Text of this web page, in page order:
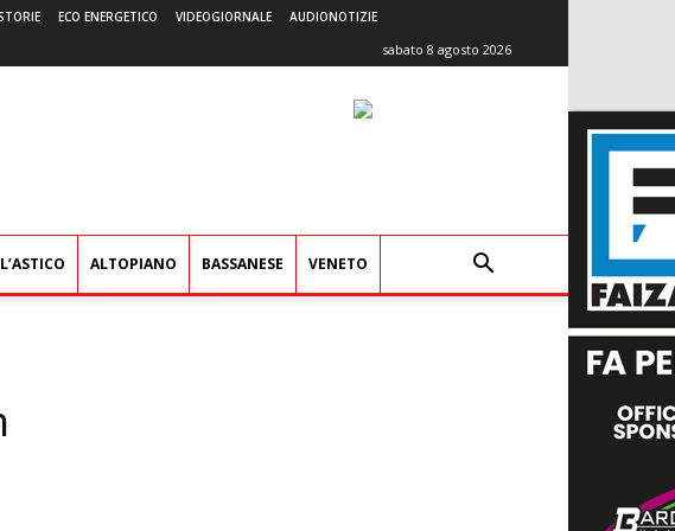
ECO ENERGETICO VIDEOGIORNALE AUDIONOTIZIE
sabato 8 agosto 2026
ALTOPIANO BASSANESE VENETO